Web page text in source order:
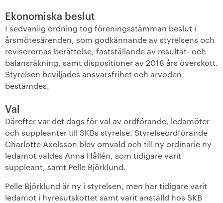
Vår boendeform
Jobba hos oss
Ekonomiska beslut
I sedvanlig ordning tog föreningsstämman beslut i
årsmötesärenden, som godkännande av styrelsens och
revisorernas berättelse, fastställande av resultat- och
balansräkning, samt dispositioner av 2018 års överskott.
Styrelsen beviljades ansvarsfrihet och arvoden
bestämdes.
Val
Därefter var det dags för val av ordförande, ledamöter
och suppleanter till SKBs styrelse. Styrelseordförande
Charlotte Axelsson blev omvald och till ny ordinarie ny
ledamot valdes Anna Hållén, som tidigare varit
suppleant, samt Pelle Björklund.
Pelle Björklund är ny i styrelsen, men har tidigare varit
ledamot i hyresutskottet samt varit anställd hos SKB